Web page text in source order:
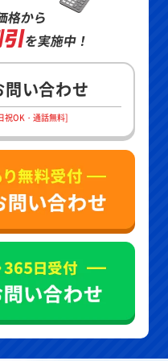
格から
引を実施中！
い合わせ
祝OK・通話無料]